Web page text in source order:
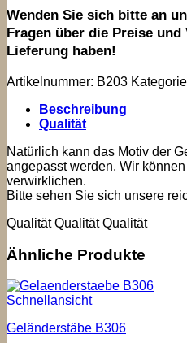
Wenden Sie sich bitte an
Fragen über die Preise und
Lieferung haben!
Artikelnummer: B203
Beschreibung
Qualität
Natürlich kann das Motiv der
angepasst werden. Wir
verwirklichen.
Bitte sehen Sie sich unsere
Qualität Qualität Qualität
Ähnliche Produkte
Schnellansicht
Geländerstäbe B306